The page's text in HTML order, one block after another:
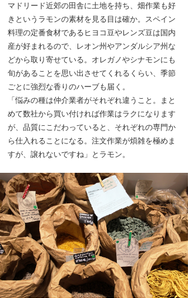
マドリード近郊の田舎に土地を持ち、畑作業も好
きというラモンの素材を見る目は確か。スペイン
料理の定番食材であるヒヨコ豆やレンズ豆は国内
産が好まれるので、レオン州やアンダルシア州な
どから取り寄せている。オレガノやシナモンにも
旬があることを思い出させてくれるくらい、季節
ごとに強烈な香りのハーブも届く。
「悩みの種は仲介業者がそれぞれ違うこと。まと
めて数社から買い付ければ作業はラクになります
が、品質にこだわっていると、それぞれの専門か
ら仕入れることになる。注文作業が煩雑を極めま
すが、譲れないですね」とラモン。